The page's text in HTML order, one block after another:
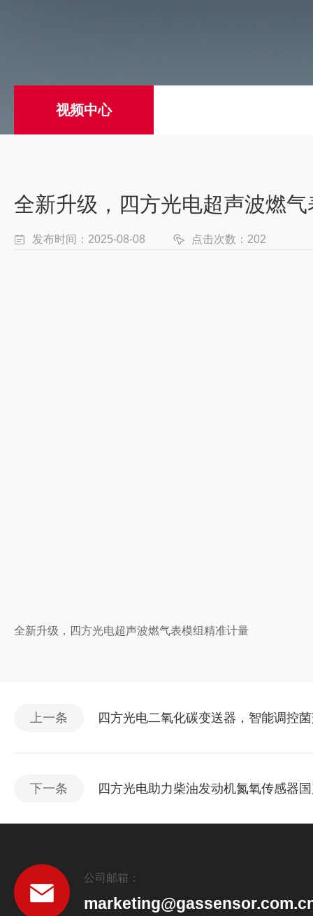
视频中心
全新升级，四方光电超声波燃
发布时间：2025-08-08 点击次数：202
全新升级，四方光电超声波燃气表模组精准计量
上一条 四方光电二氧化碳变送器，智能调控
下一条 四方光电助力柴油发动机氮氧传感器
公司邮箱：